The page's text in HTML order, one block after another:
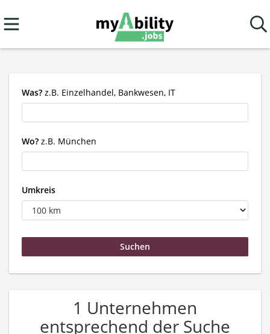
Was? z.B. Einzelhandel, Bankwesen, IT
Wo? z.B. München
Umkreis
1 Unternehmen
entsprechend der Suche